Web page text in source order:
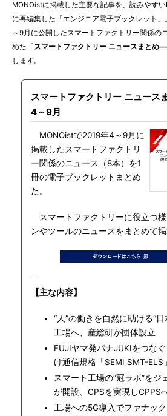
MONOistに掲載した主要な記事を、読みやす
に再編集した「エンジニア電子ブックレット
～9月に公開したスマートファクトリー関係の
めた「 スマートファクトリー ニュースまと
します。
スマートファクトリー ニュー
4～9月
MONOistで2019年4～9月に
掲載したスマートファクトリ
ー関係のニュース（8本）を1
冊の電子ブックレットまとめ
た。
スマートファクトリーに役立つ様
ンやツールのニュースをまとめて掲
【主な内容】
“人”の働きを自然に助ける“
工場へ、産総研が団体設立
FUJIヤマ発パナJUKIをつな
け通信規格「SEMI SMT-ELS
スマート工場の“冠ラボ”をジ
が開設、CPSを実現しCPPS
工場への5G導入でファナッ